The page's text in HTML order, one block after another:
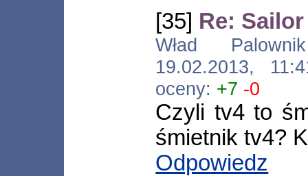
[35] Re:
Wład
19.02.2013,
oceny: +7 -0
Czyli tv4 to
śmietnik tv4?
Odpowiedz